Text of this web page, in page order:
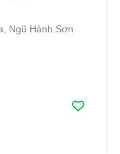
Ngũ Hành Sơn